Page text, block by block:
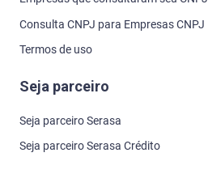
Consulta CNPJ para Empresas CNPJ
Termos de uso
Seja parceiro
Seja parceiro Serasa
Seja parceiro Serasa Crédito